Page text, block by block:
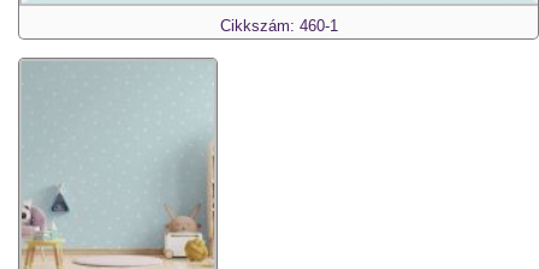
Cikkszám: 460-1